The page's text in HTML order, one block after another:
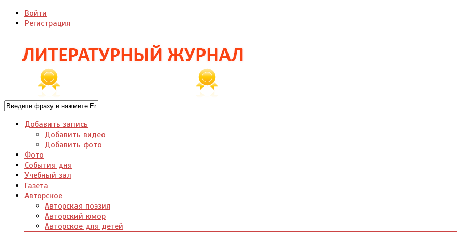
Войти
Регистрация
Добавить запись
Добавить видео
Добавить фото
Фото
События дня
Учебный зал
Газета
Авторское
Авторская поэзия
Авторский юмор
Авторское для детей